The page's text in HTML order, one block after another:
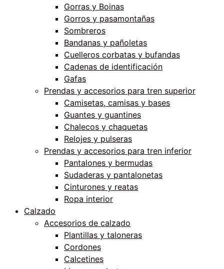
Gorras y Boinas
Gorros y pasamontañas
Sombreros
Bandanas y pañoletas
Cuelleros corbatas y bufandas
Cadenas de identificación
Gafas
Prendas y accesorios para tren superior
Camisetas, camisas y bases
Guantes y guantines
Chalecos y chaquetas
Relojes y pulseras
Prendas y accesorios para tren inferior
Pantalones y bermudas
Sudaderas y pantalonetas
Cinturones y reatas
Ropa interior
Calzado
Accesorios de calzado
Plantillas y taloneras
Cordones
Calcetines